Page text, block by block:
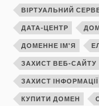
ВІРТУАЛЬНИЙ
ДАТА-ЦЕНТР
ДОМЕННЕ ІМ'Я
ЗАХИСТ ВЕБ-САЙТУ
ЗАХИСТ ІНФОРМАЦІЇ
КУПИТИ ДОМЕН